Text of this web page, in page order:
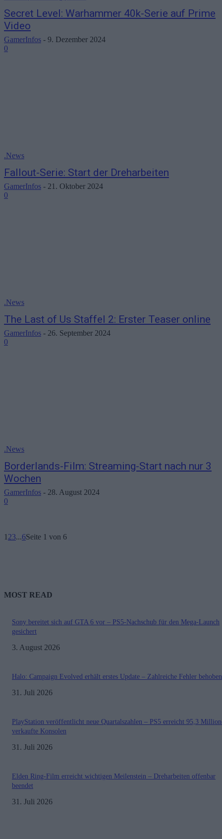
Secret Level: Warhammer 40k-Serie auf Prime
Video
GamerInfos - 9. Dezember 2024
0
.News
Fallout-Serie: Start der Dreharbeiten
GamerInfos - 21. Oktober 2024
0
.News
The Last of Us Staffel 2: Erster Teaser online
GamerInfos - 26. September 2024
0
.News
Borderlands-Film: Streaming-Start nach nur 3
Wochen
GamerInfos - 28. August 2024
0
1 23...6Seite 1 von 6
MOST READ
Sony bereitet sich auf GTA 6 vor – PS5-Nachschub für den Mega-Launch
gesichert
3. August 2026
Halo: Campaign Evolved erhält erstes Update – Zahlreiche Fehler behoben
31. Juli 2026
PlayStation veröffentlicht neue Quartalszahlen – PS5 erreicht 95,3
verkaufte Konsolen
31. Juli 2026
Elden Ring-Film erreicht wichtigen Meilenstein – Dreharbeiten offenbar
beendet
31. Juli 2026